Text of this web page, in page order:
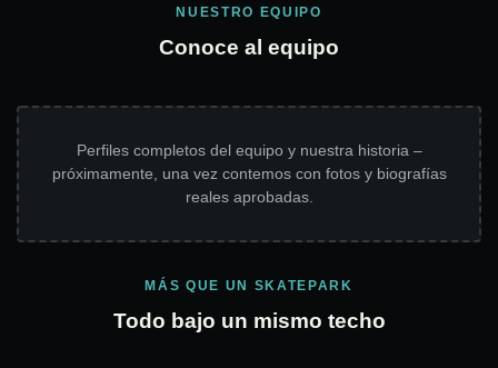
NUESTRO EQUIPO
Conoce al equipo
Perfiles completos del equipo y nuestra historia –
próximamente, una vez contemos con fotos y biografías
reales aprobadas.
MÁS QUE UN SKATEPARK
Todo bajo un mismo techo